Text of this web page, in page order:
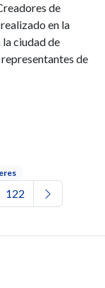
de
en la
ciudad de
de
en el II Encuentro
122